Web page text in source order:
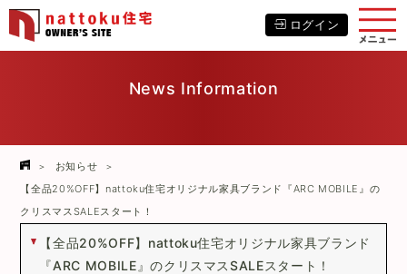
ログイン
News Information
お知らせ
【全品20%OFF】nattoku住宅オリジナル家具ブランド『ARC MOBILE』の
クリスマスSALEスタート！
【全品20%OFF】nattoku住宅オリジナル家具ブランド
『ARC MOBILE』のクリスマスSALEスタート！